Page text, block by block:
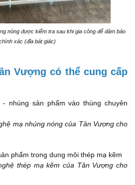
nóng được kiểm tra sau khi gia công để đảm bảo
xác (đĩa bát giác)
Vượng có thể cung cấp
- nhúng sản phẩm vào thùng chuyên
mạ nhúng nóng của Tân Vượng cho
phẩm trong dung môi thép mạ kẽm
thép mạ kẽm của Tân Vượng cho